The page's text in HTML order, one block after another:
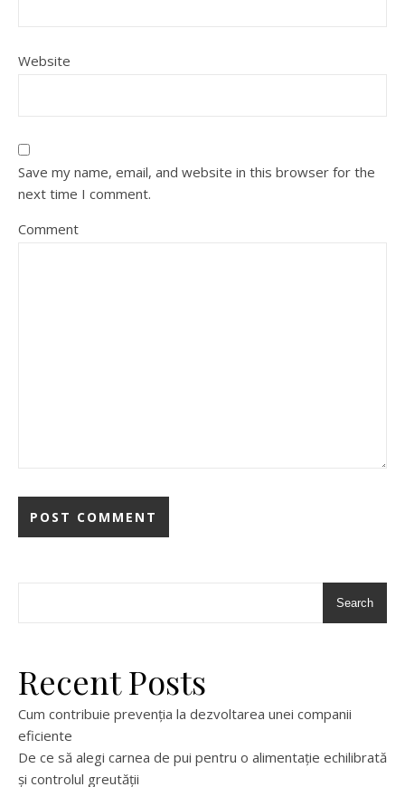
Website
Save my name, email, and website in this browser for the
next time I comment.
Comment
Search
Recent Posts
Cum contribuie prevenția la dezvoltarea unei companii
eficiente
De ce să alegi carnea de pui pentru o alimentație echilibrată
și controlul greutății